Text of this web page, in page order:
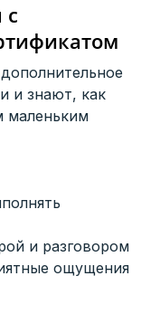
и знают, как
маленьким
и разговором
ощущения